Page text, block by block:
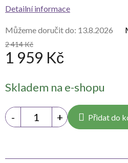
2 414 Kč
1 959 Kč
cena:
Skladem na e-shopu
Můžeme doručit do: 13.8.2026
Přidat do
Detailní informace